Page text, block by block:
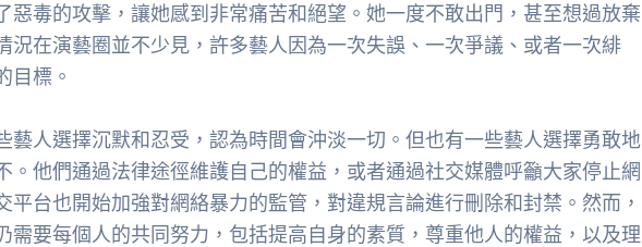
惡毒的攻擊，讓她感到非常痛苦和絕望。她一度不敢出門，甚至想過放棄
況在演藝圈並不少見，許多藝人因為一次失誤、一次爭議、或者一次緋
目標。
藝人選擇沉默和忍受，認為時間會沖淡一切。但也有一些藝人選擇勇敢地
。他們通過法律途徑維護自己的權益，或者通過社交媒體呼籲大家停止網
平台也開始加強對網絡暴力的監管，對違規言論進行刪除和封禁。然而，
需要每個人的共同努力，包括提高自身的素質，尊重他人的權益，以及理